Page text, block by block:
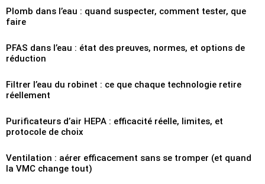
Plomb dans l’eau : quand suspecter, comment tester, que
faire
PFAS dans l’eau : état des preuves, normes, et options de
réduction
Filtrer l’eau du robinet : ce que chaque technologie retire
réellement
Purificateurs d’air HEPA : efficacité réelle, limites, et
protocole de choix
Ventilation : aérer efficacement sans se tromper (et quand
la VMC change tout)